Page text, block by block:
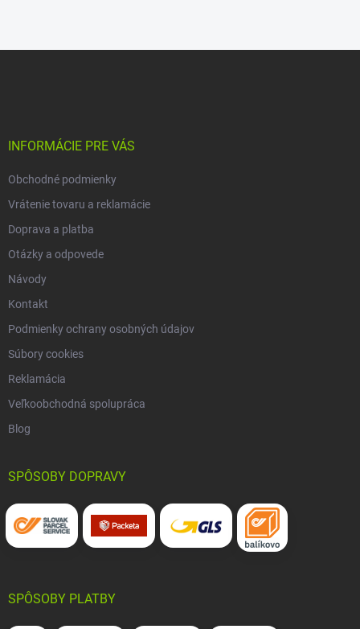
INFORMÁCIE PRE VÁS
Obchodné podmienky
Vrátenie tovaru a reklamácie
Doprava a platba
Otázky a odpovede
Návody
Kontakt
Podmienky ochrany osobných údajov
Súbory cookies
Reklamácia
Veľkoobchodná spolupráca
Blog
SPÔSOBY DOPRAVY
SPÔSOBY PLATBY